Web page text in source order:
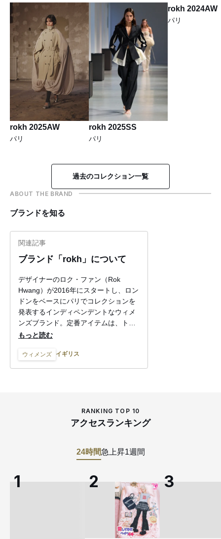
rokh 2025AW
パリ
rokh 2025SS
パリ
rokh 2024AW
パリ
過去のコレクション一覧
ABOUT THE BRAND
ブランドを知る
関連記事
ブランド「rokh」について
デザイナーのロク・ファン（Rok
Hwang）が2016年にスタートし、ロン
ドンをベースにパリでコレクションを
発表するインディペンデントなウィメ
ンズブランド。定番アイテムは、トレ
ンチコートを再構築したアイテム。"コ
られる"コレクションは、"ポスト・セ
ジュールのトップバッターとして、初
のランウェイショーを行った。
もっと読む
ウィメンズ イギリス
RANKING TOP 10
アクセスランキング
24時間急上昇1週間